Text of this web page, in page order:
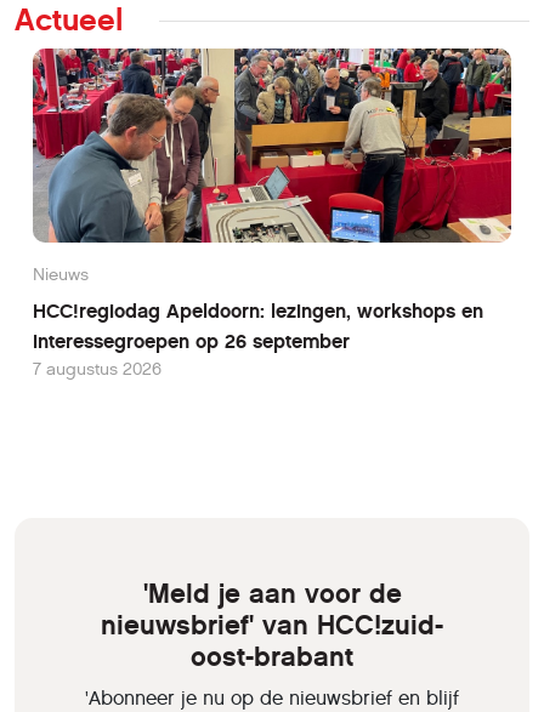
Actueel
Nieuws
HCC!regiodag Apeldoorn: lezingen, workshops en
interessegroepen op 26 september
7 augustus 2026
'Meld je aan voor de
nieuwsbrief' van HCC!zuid-
oost-brabant
'Abonneer je nu op de nieuwsbrief en blijf